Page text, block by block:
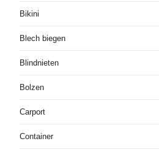
Bikini
Blech biegen
Blindnieten
Bolzen
Carport
Container